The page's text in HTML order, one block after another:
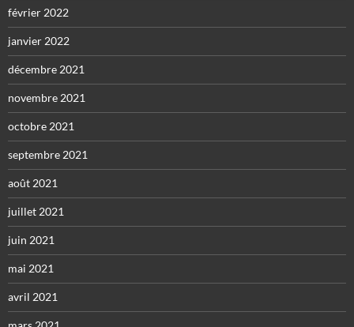
février 2022
janvier 2022
décembre 2021
novembre 2021
octobre 2021
septembre 2021
août 2021
juillet 2021
juin 2021
mai 2021
avril 2021